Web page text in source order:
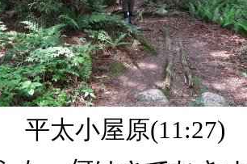
平太小屋原(11:27)